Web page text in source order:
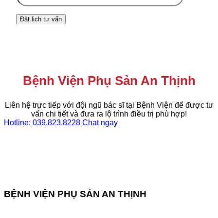
Bệnh Viện Phụ Sản An Thịnh
Liên hệ trực tiếp với đội ngũ bác sĩ tại Bệnh Viện để được tư
vấn chi tiết và đưa ra lộ trình điều trị phù hợp!
Hotline: 039.823.8228 Chat ngay
BỆNH VIỆN PHỤ SẢN AN THỊNH